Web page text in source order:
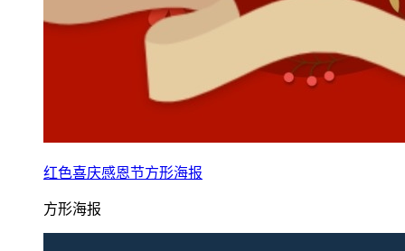
红色喜庆感恩节方形海报
方形海报